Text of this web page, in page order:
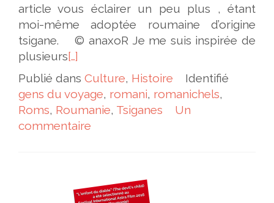
article vous éclairer un peu plus , étant
moi-même adoptée roumaine d’origine
tsigane. © anaxoR Je me suis inspirée de
plusieurs[…]
Publié dans Culture, Histoire
Identifié
gens du voyage, romani, romanichels,
Roms, Roumanie, Tsiganes
Un
commentaire